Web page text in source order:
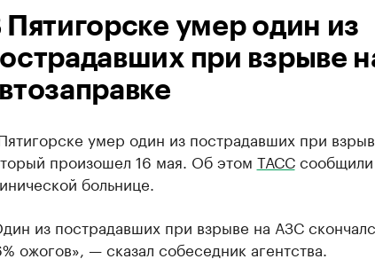
Пятигорске умер один из
при взрыве
умер один из пострадавших при
произошел 16 мая. Об этом ТАССсообщили
больнице.
из пострадавших при взрыве на АЗС
ожогов», — сказал собеседник агентства.